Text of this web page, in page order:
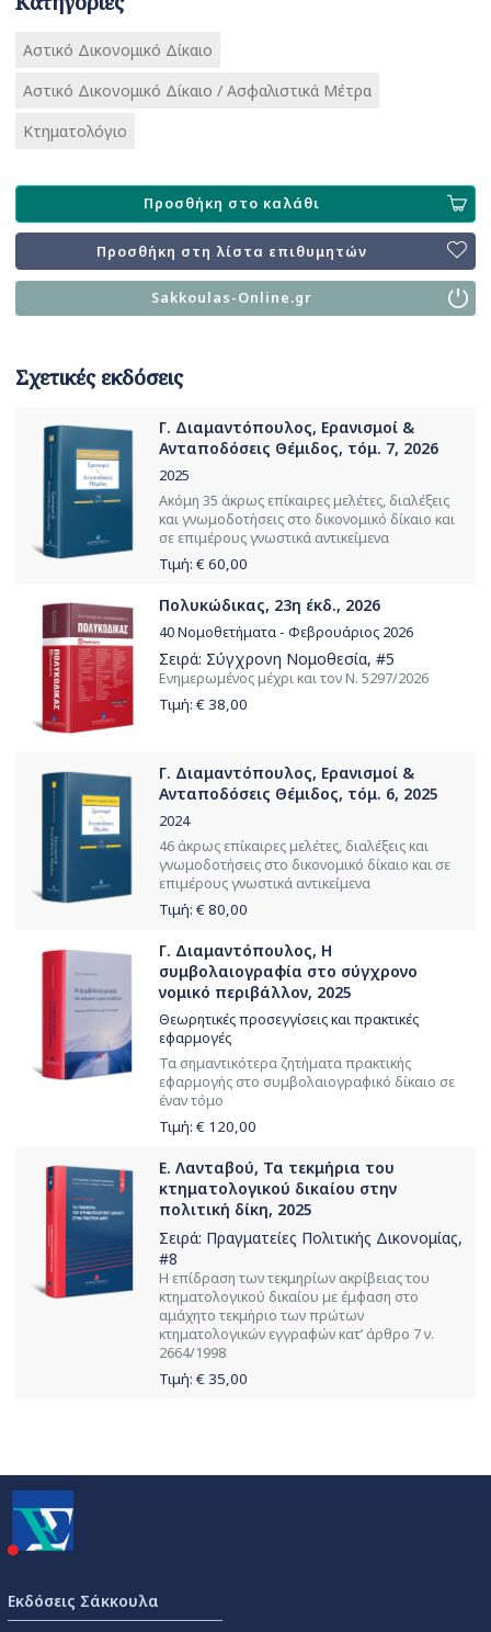
Αστικό Δικονομικό Δίκαιο
Αστικό Δικονομικό Δίκαιο / Ασφαλιστικά Μέτρα
Κτηματολόγιο
Προσθήκη στο καλάθι
Προσθήκη στη λίστα επιθυμητών
Sakkoulas-Online.gr
Σχετικές εκδόσεις
Γ. Διαμαντόπουλος, Ερανισμοί &
Ανταποδόσεις Θέμιδος, τόμ. 7, 2026
2025
Ακόμη 35 άκρως επίκαιρες μελέτες, διαλέξεις
και γνωμοδοτήσεις στο δικονομικό δίκαιο και
σε επιμέρους γνωστικά αντικείμενα
Τιμή: € 60,00
Πολυκώδικας, 23η έκδ., 2026
40 Νομοθετήματα - Φεβρουάριος 2026
Σειρά: Σύγχρονη Νομοθεσία, #5
Ενημερωμένος μέχρι και τον Ν. 5297/2026
Τιμή: € 38,00
Γ. Διαμαντόπουλος, Ερανισμοί &
Ανταποδόσεις Θέμιδος, τόμ. 6, 2025
2024
46 άκρως επίκαιρες μελέτες, διαλέξεις και
γνωμοδοτήσεις στο δικονομικό δίκαιο και σε
επιμέρους γνωστικά αντικείμενα
Τιμή: € 80,00
Γ. Διαμαντόπουλος, Η
συμβολαιογραφία στο σύγχρονο
νομικό περιβάλλον, 2025
Θεωρητικές προσεγγίσεις και πρακτικές
εφαρμογές
Τα σημαντικότερα ζητήματα πρακτικής
εφαρμογής στο συμβολαιογραφικό δίκαιο σε
έναν τόμο
Τιμή: € 120,00
Ε. Λανταβού, Τα τεκμήρια του
κτηματολογικού δικαίου στην
πολιτική δίκη, 2025
Σειρά: Πραγματείες Πολιτικής Δικονομίας,
#8
Η επίδραση των τεκμηρίων ακρίβειας του
κτηματολογικού δικαίου με έμφαση στο
αμάχητο τεκμήριο των πρώτων
κτηματολογικών εγγραφών κατ’ άρθρο 7 ν.
2664/1998
Τιμή: € 35,00
Εκδόσεις Σάκκουλα